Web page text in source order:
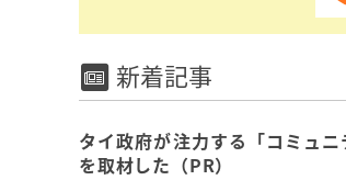
新着記事
タイ政府が注力する「コミュ
を取材した（PR）